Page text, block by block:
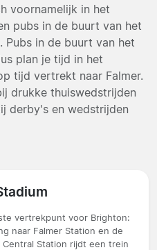
voornamelijk in het
pubs in de buurt van het
Pubs in de buurt van het
plan je tijd in het
tijd vertrekt naar Falmer.
drukke thuiswedstrijden
derby's en wedstrijden
vertrekpunt voor Brighton:
naar Falmer Station en de
Station rijdt een trein